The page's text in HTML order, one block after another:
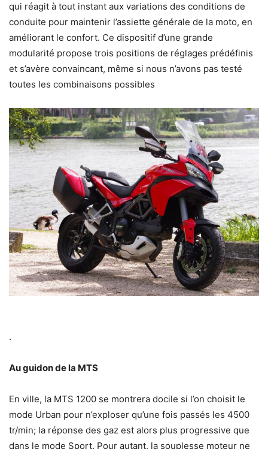
qui réagit à tout instant aux variations des conditions de
conduite pour maintenir l’assiette générale de la moto, en
améliorant le confort. Ce dispositif d’une grande
modularité propose trois positions de réglages prédéfinis
et s’avère convaincant, même si nous n’avons pas testé
toutes les combinaisons possibles
.
Au guidon de la MTS
En ville, la MTS 1200 se montrera docile si l’on choisit le
mode Urban pour n’exploser qu’une fois passés les 4500
tr/min; la réponse des gaz est alors plus progressive que
dans le mode Sport. Pour autant, la souplesse moteur ne